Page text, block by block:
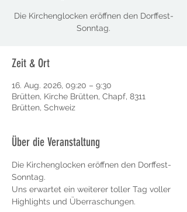
Die Kirchenglocken eröffnen den Dorffest-
Sonntag.
Zeit & Ort
16. Aug. 2026, 09:20 – 9:30
Brütten, Kirche Brütten, Chapf, 8311
Brütten, Schweiz
Über die Veranstaltung
Die Kirchenglocken eröffnen den Dorffest-
Sonntag.
Uns erwartet ein weiterer toller Tag voller
Highlights und Überraschungen.